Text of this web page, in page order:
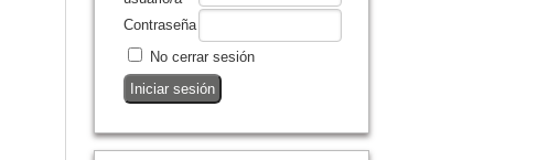
Contraseña
No cerrar sesión